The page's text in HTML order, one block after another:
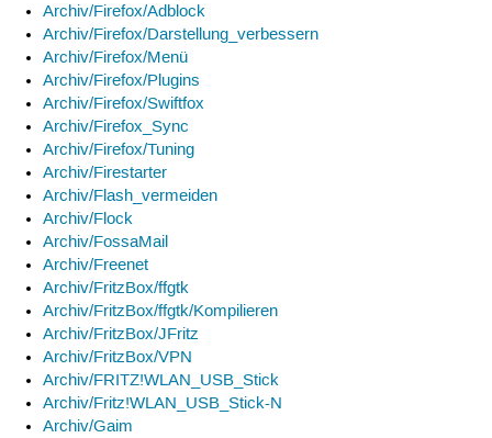
Archiv/Firefox/Adblock
Archiv/Firefox/Darstellung_verbessern
Archiv/Firefox/Menü
Archiv/Firefox/Plugins
Archiv/Firefox/Swiftfox
Archiv/Firefox_Sync
Archiv/Firefox/Tuning
Archiv/Firestarter
Archiv/Flash_vermeiden
Archiv/Flock
Archiv/FossaMail
Archiv/Freenet
Archiv/FritzBox/ffgtk
Archiv/FritzBox/ffgtk/Kompilieren
Archiv/FritzBox/JFritz
Archiv/FritzBox/VPN
Archiv/FRITZ!WLAN_USB_Stick
Archiv/Fritz!WLAN_USB_Stick-N
Archiv/Gaim